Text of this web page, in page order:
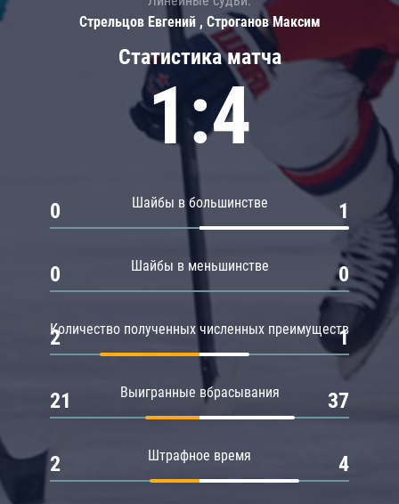
Статистика матча
1:4
Шайбы в большинстве
0 1
Шайбы в меньшинстве
0 0
Количество полученных численных преимуществ
2 1
Выигранные вбрасывания
21 37
Штрафное время
2 4
Стрельцов Евгений , Строганов Максим